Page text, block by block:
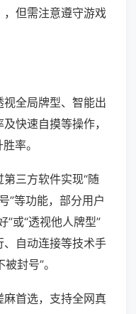
但需注意遵守游戏
全局牌型、智能出
快速自摸等操作，
率。
三方软件实现“随
”等功能，部分用户
”或“透视他人牌型”
自动连接等技术手
封号”。
首选，支持全网真